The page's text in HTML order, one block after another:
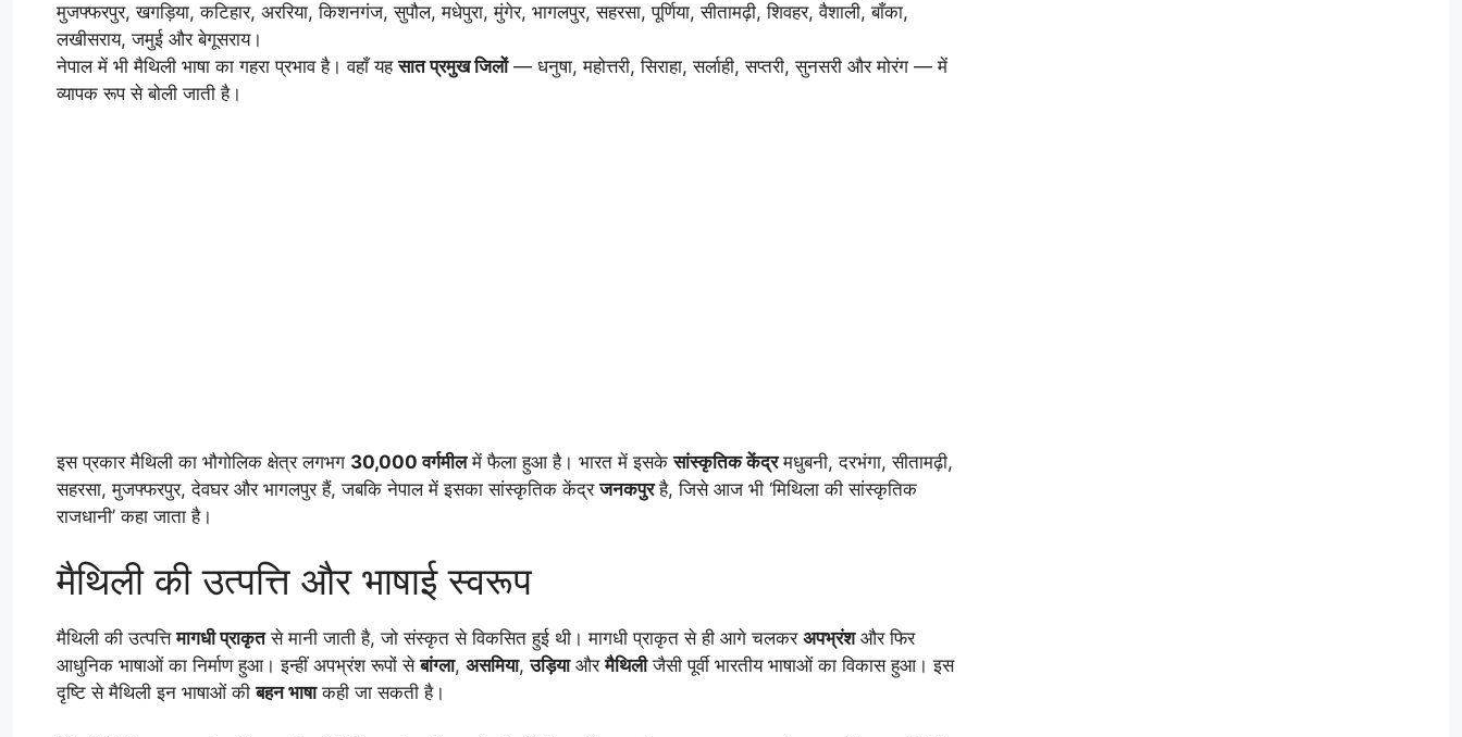
मुजफ्फरपुर, खगड़िया, कटिहार, अररिया, किशनगंज, सुपौल, मधेपुरा, मुंगेर, भागलपुर, सहरसा, पूर्णिया, सीतामढ़ी, शिवहर, वैशाली, बाँका,
लखीसराय, जमुई और बेगूसराय।
नेपाल में भी मैथिली भाषा का गहरा प्रभाव है। वहाँ यहसात प्रमुख जिलों— धनुषा, महोत्तरी, सिराहा, सर्लाही, सप्तरी, सुनसरी और मोरंग — में
व्यापक रूप से बोली जाती है।
इस प्रकार मैथिली का भौगोलिक क्षेत्र लगभग 30,000 वर्गमीलमें फैला हुआ है। भारत में इसकेसांस्कृतिक केंद्रमधुबनी, दरभंगा, सीतामढ़ी,
सहरसा, मुजफ्फरपुर, देवघर और भागलपुर हैं, जबकि नेपाल में इसका सांस्कृतिक केंद्रजनकपुरहै, जिसे आज भी ‘मिथिला की सांस्कृतिक
राजधानी’ कहा जाता है।
मैथिली की उत्पत्ति और भाषाई स्वरूप
मैथिली की उत्पत्तिमागधी प्राकृतसे मानी जाती है, जो संस्कृत से विकसित हुई थी। मागधी प्राकृत से ही आगे चलकर अपभ्रंशऔर फिर
आधुनिक भाषाओं का निर्माण हुआ। इन्हीं अपभ्रंश रूपों सेबांग्ला, असमिया,उड़ियाऔरमैथिलीजैसी पूर्वी भारतीय भाषाओं का विकास हुआ। इस
दृष्टि से मैथिली इन भाषाओं कीबहन भाषाकही जा सकती है।